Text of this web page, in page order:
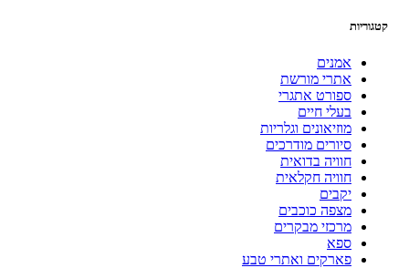
קטגוריות
אמנים
אתרי מורשת
ספורט אתגרי
בעלי חיים
מוזיאונים וגלריות
סיורים מודרכים
חוויה בדואית
חוויה חקלאית
יקבים
מצפה כוכבים
מרכזי מבקרים
ספא
פארקים ואתרי טבע